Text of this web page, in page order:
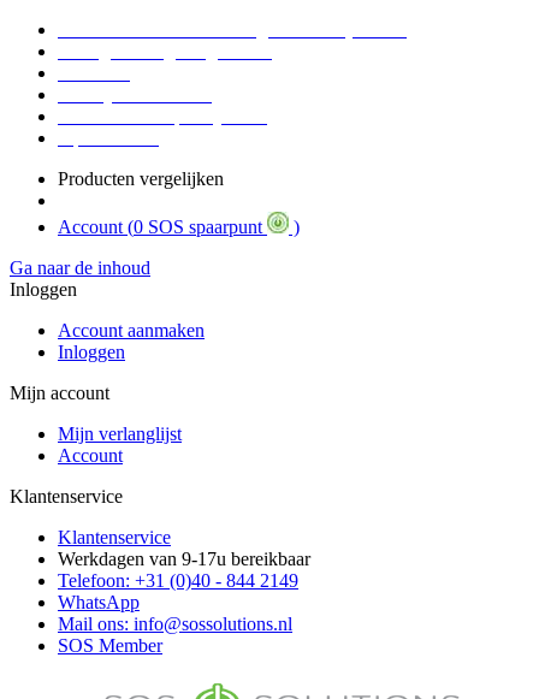
Producten vergelijken
Account (0 SOS spaarpunt
)
Ga naar de inhoud
Inloggen
Account aanmaken
Inloggen
Mijn account
Mijn verlanglijst
Account
Klantenservice
Klantenservice
Werkdagen van 9-17u bereikbaar
Telefoon: +31 (0)40 - 844 2149
WhatsApp
Mail ons: info@sossolutions.nl
SOS Member